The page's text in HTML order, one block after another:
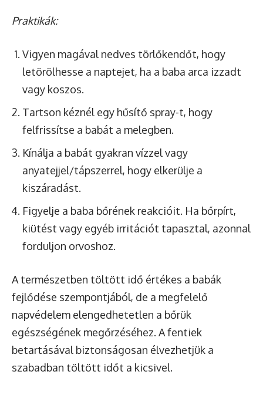
Praktikák:
Vigyen magával nedves törlőkendőt, hogy
letörölhesse a naptejet, ha a baba arca izzadt
vagy koszos.
Tartson kéznél egy hűsítő spray-t, hogy
felfrissítse a babát a melegben.
Kínálja a babát gyakran vízzel vagy
anyatejjel/tápszerrel, hogy elkerülje a
kiszáradást.
Figyelje a baba bőrének reakcióit. Ha bőrpírt,
kiütést vagy egyéb irritációt tapasztal, azonnal
forduljon orvoshoz.
A természetben töltött idő értékes a babák
fejlődése szempontjából, de a megfelelő
napvédelem elengedhetetlen a bőrük
egészségének megőrzéséhez. A fentiek
betartásával biztonságosan élvezhetjük a
szabadban töltött időt a kicsivel.